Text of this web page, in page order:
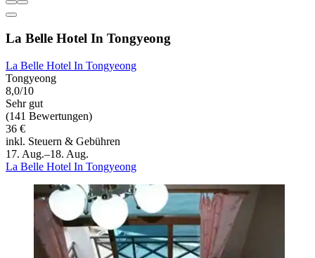
La Belle Hotel In Tongyeong
La Belle Hotel In Tongyeong
Tongyeong
8,0/10
Sehr gut
(141 Bewertungen)
36 €
inkl. Steuern & Gebühren
17. Aug.–18. Aug.
La Belle Hotel In Tongyeong